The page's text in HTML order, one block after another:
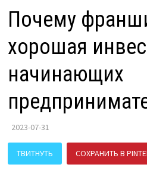
Почему
хорошая
начинающих
2023-07-31
ТВИТНУТЬ СОХРАНИТЬ В